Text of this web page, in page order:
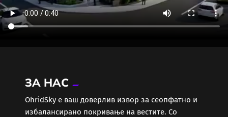
ЗА НАС
ОhridSky е ваш доверлив извор за сеопфатно и
избалансирано покривање на вестите. Со